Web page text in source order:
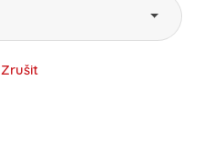
Zrušit